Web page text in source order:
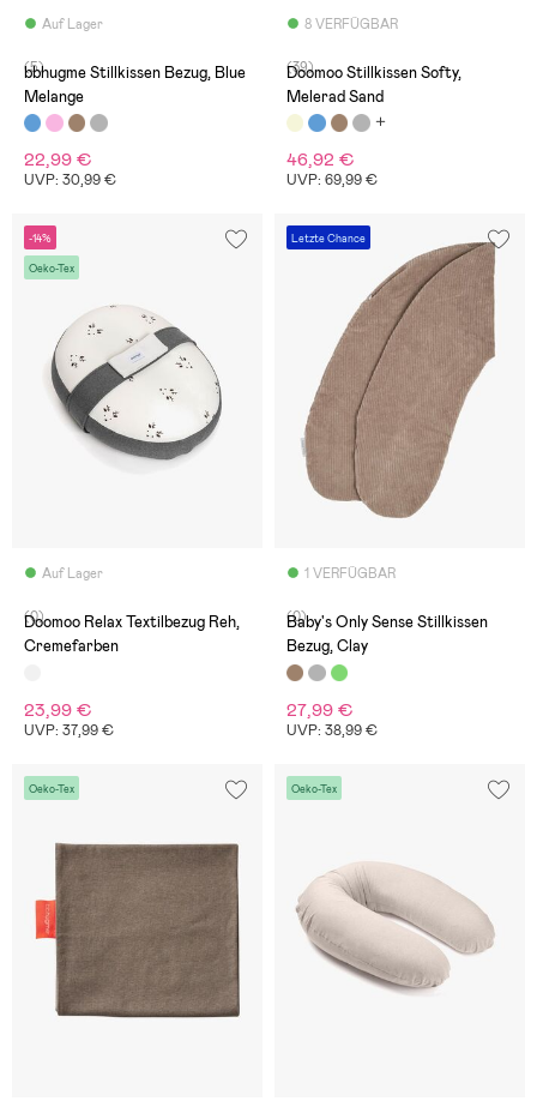
Auf Lager
(5)
bbhugme Stillkissen Bezug, Blue
Melange
22,99 €
UVP: 30,99 €
8 VERFÜGBAR
(39)
Doomoo Stillkissen Softy,
Melerad Sand
46,92 €
UVP: 69,99 €
-14%
Oeko-Tex
Auf Lager
(0)
Doomoo Relax Textilbezug Reh,
Cremefarben
23,99 €
UVP: 37,99 €
Letzte Chance
1 VERFÜGBAR
(0)
Baby's Only Sense Stillkissen
Bezug, Clay
27,99 €
UVP: 38,99 €
Oeko-Tex Oeko-Tex